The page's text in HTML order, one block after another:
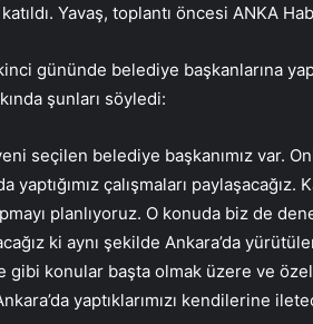
katıldı. Yavaş, toplantı öncesi ANKA
gününde belediye başkanlarına
şunları söyledi:
seçilen belediye başkanımız var.
yaptığımız çalışmaları
planlıyoruz. O konuda biz de
ki aynı şekilde Ankara’da
gibi konular başta olmak üzere ve
yaptıklarımızı kendilerine